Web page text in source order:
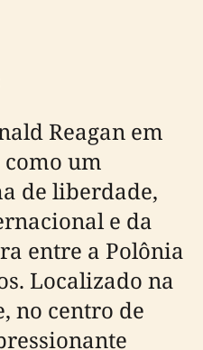
Reagan em
como um
de liberdade,
e da
entre a Polônia
Localizado na
no centro de